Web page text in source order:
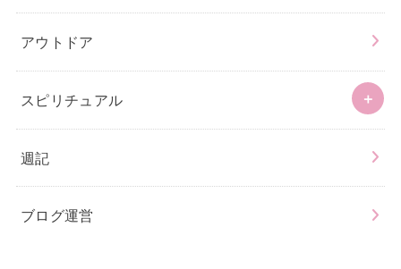
アウトドア
スピリチュアル
週記
ブログ運営